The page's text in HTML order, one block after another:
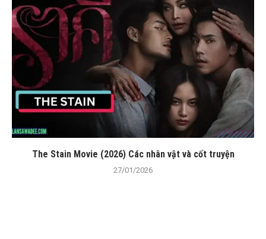
The Stain Movie (2026) Các nhân vật và cốt truyện
27/01/2026